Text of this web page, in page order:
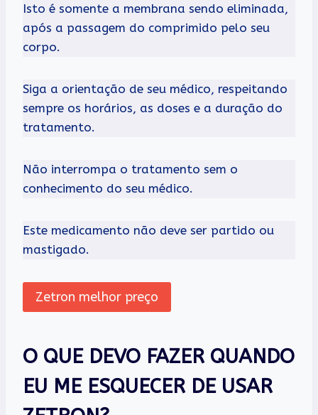
Isto é somente a membrana sendo eliminada,
após a passagem do comprimido pelo seu
corpo.
Siga a orientação de seu médico, respeitando
sempre os horários, as doses e a duração do
tratamento.
Não interrompa o tratamento sem o
conhecimento do seu médico.
Este medicamento não deve ser partido ou
mastigado.
Zetron melhor preço
O QUE DEVO FAZER QUANDO
EU ME ESQUECER DE USAR